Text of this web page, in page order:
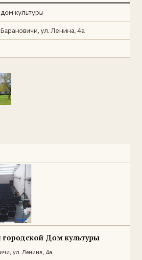
дом культуры
Барановичи, ул. Ленина, 4а
городской Дом культуры
ул. Ленина, 4а